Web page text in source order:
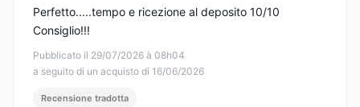
Pubblicato il 29/07/2026 à 08h04
a seguito di un acquisto di 16/06/2026
Perfetto.....tempo e ricezione al deposito 10/10
Consiglio!!!
Recensione tradotta